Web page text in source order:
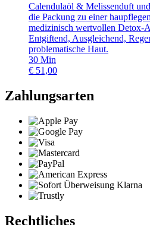
Calendulaöl & Melissenduft
die Packung zu einer
medizinisch wertvollen Detox-
Entgiftend, Ausgleichend,
problematische Haut.
30 Min
€ 51,00
Zahlungsarten
Rechtliches